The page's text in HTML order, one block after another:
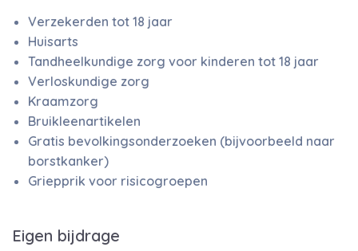
Verzekerden tot 18 jaar
Huisarts
Tandheelkundige zorg voor kinderen tot 18 jaar
Verloskundige zorg
Kraamzorg
Bruikleenartikelen
Gratis bevolkingsonderzoeken (bijvoorbeeld naar
borstkanker)
Griepprik voor risicogroepen
Eigen bijdrage